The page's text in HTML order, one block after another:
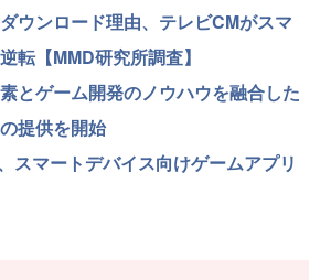
ウンロード理由、テレビCMがスマ
転【MMD研究所調査】
とゲーム開発のノウハウを融合した
提供を開始
スマートデバイス向けゲームアプリ